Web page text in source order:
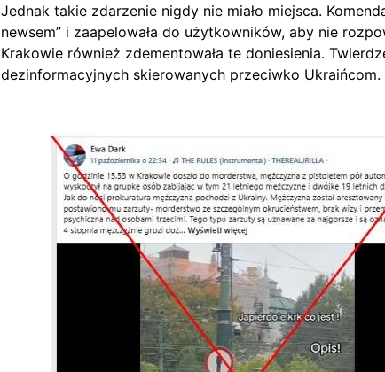
Jednak takie zdarzenie nigdy nie miało miejsca.
newsem” i zaapelowała do użytkowników, aby nie
Krakowie również zdementowała te doniesienia.
dezinformacyjnych skierowanych przeciwko Ukraińcom.